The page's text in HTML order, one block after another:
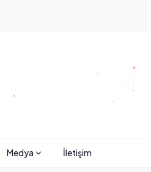
Medya İletişim